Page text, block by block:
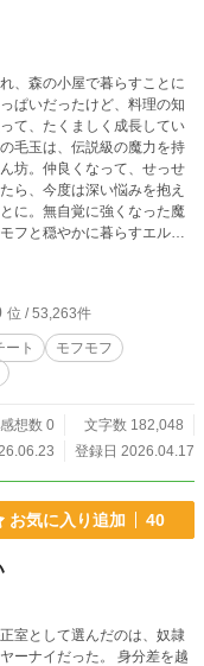
、森の小屋で暮らすことに
ぱいだったけど、料理の知
て、たくましく成長してい
毛玉は、伝説級の魔力を持
坊。仲良くなって、せっせ
ら、今度は深い悩みを抱え
に。無自覚に強くなった魔
フと穏やかに暮らすエル
な彼女の価値に気づい
になろう様でも連載中で
位 / 53,263件
ート
モフモフ
感想数 0
文字数 182,048
登録日 2026.04.17
お気に入り追加 40
室として選んだのは、奴隷
った。 身分差を越